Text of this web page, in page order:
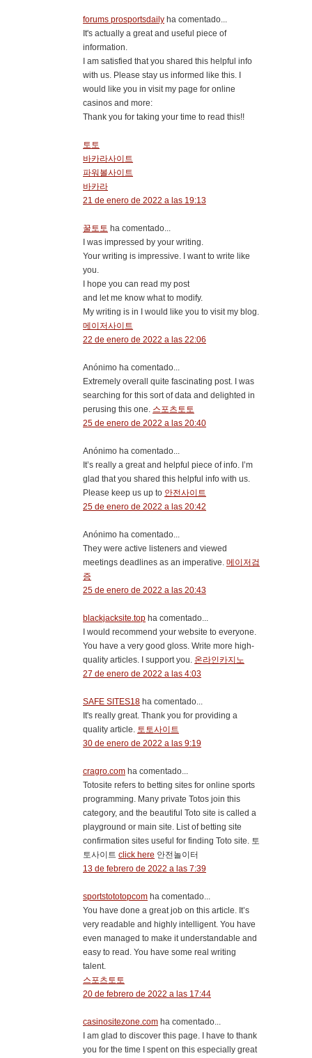
forums prosportsdaily ha comentado...
It's actually a great and useful piece of
information.
I am satisfied that you shared this helpful info
with us. Please stay us informed like this. I
would like you in visit my page for online
casinos and more:
Thank you for taking your time to read this!!
토토
바카라사이트
파워볼사이트
바카라
21 de enero de 2022 a las 19:13
꿀토토 ha comentado...
I was impressed by your writing.
Your writing is impressive. I want to write like
you.
I hope you can read my post
and let me know what to modify.
My writing is in I would like you to visit my blog.
메이저사이트
22 de enero de 2022 a las 22:06
Anónimo ha comentado...
Extremely overall quite fascinating post. I was
searching for this sort of data and delighted in
perusing this one. 스포츠토토
25 de enero de 2022 a las 20:40
Anónimo ha comentado...
It’s really a great and helpful piece of info. I’m
glad that you shared this helpful info with us.
Please keep us up to 안전사이트
25 de enero de 2022 a las 20:42
Anónimo ha comentado...
They were active listeners and viewed
meetings deadlines as an imperative. 메이저검
증
25 de enero de 2022 a las 20:43
blackjacksite.top ha comentado...
I would recommend your website to everyone.
You have a very good gloss. Write more high-
quality articles. I support you. 온라인카지노
27 de enero de 2022 a las 4:03
SAFE SITES18 ha comentado...
It's really great. Thank you for providing a
quality article. 토토사이트
30 de enero de 2022 a las 9:19
cragro.com ha comentado...
Totosite refers to betting sites for online sports
programming. Many private Totos join this
category, and the beautiful Toto site is called a
playground or main site. List of betting site
confirmation sites useful for finding Toto site. 토
토사이트 click here 안전놀이터
13 de febrero de 2022 a las 7:39
sportstototopcom ha comentado...
You have done a great job on this article. It’s
very readable and highly intelligent. You have
even managed to make it understandable and
easy to read. You have some real writing
talent.
스포츠토토
20 de febrero de 2022 a las 17:44
casinositezone.com ha comentado...
I am glad to discover this page. I have to thank
you for the time I spent on this especially great